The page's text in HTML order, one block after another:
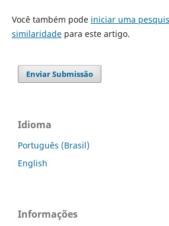
Você também pode iniciar uma
similaridadepara este artigo.
Enviar Submissão
Idioma
Português (Brasil)
English
Informações